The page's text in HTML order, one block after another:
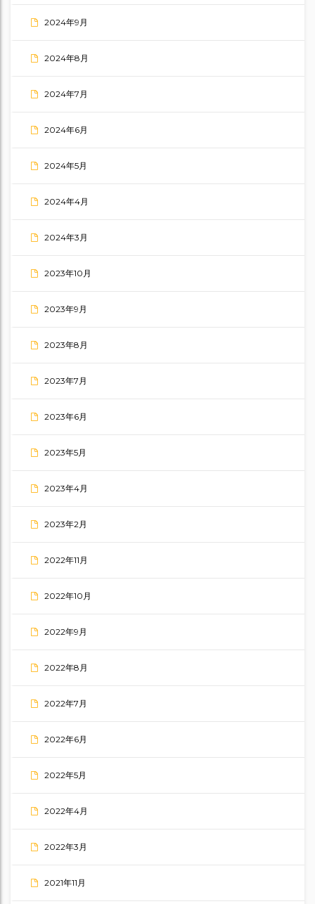
2024年9月
2024年8月
2024年7月
2024年6月
2024年5月
2024年4月
2024年3月
2023年10月
2023年9月
2023年8月
2023年7月
2023年6月
2023年5月
2023年4月
2023年2月
2022年11月
2022年10月
2022年9月
2022年8月
2022年7月
2022年6月
2022年5月
2022年4月
2022年3月
2021年11月